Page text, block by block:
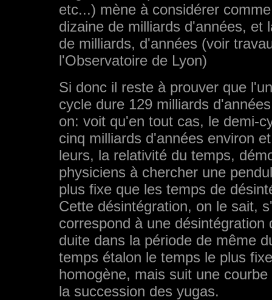
etc...) mène à considérer
dizaine de milliards d'années, et
de milliards, d'années (voir
l'Observatoire de Lyon)
Si donc il reste à prouver que
cycle dure 129 milliards
on: voit qu'en tout cas, le demi-
cinq milliards d'années environ
leurs, la relativité du temps,
physiciens à chercher une
plus fixe que les temps de
Cette désintégration, on le sait,
correspond à une
duite dans la période de même
temps étalon le temps le plus
homogène, mais suit une
la succession des yugas.